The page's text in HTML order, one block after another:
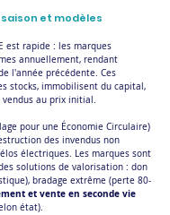
et modèles
est rapide : les marques
annuellement, rendant
l'année précédente. Ces
stocks, immobilisent du capital,
au prix initial.
pour une Économie Circulaire)
des invendus non
électriques. Les marques sont
solutions de valorisation : don
bradage extrême (perte 80-
et vente en seconde vie
état).